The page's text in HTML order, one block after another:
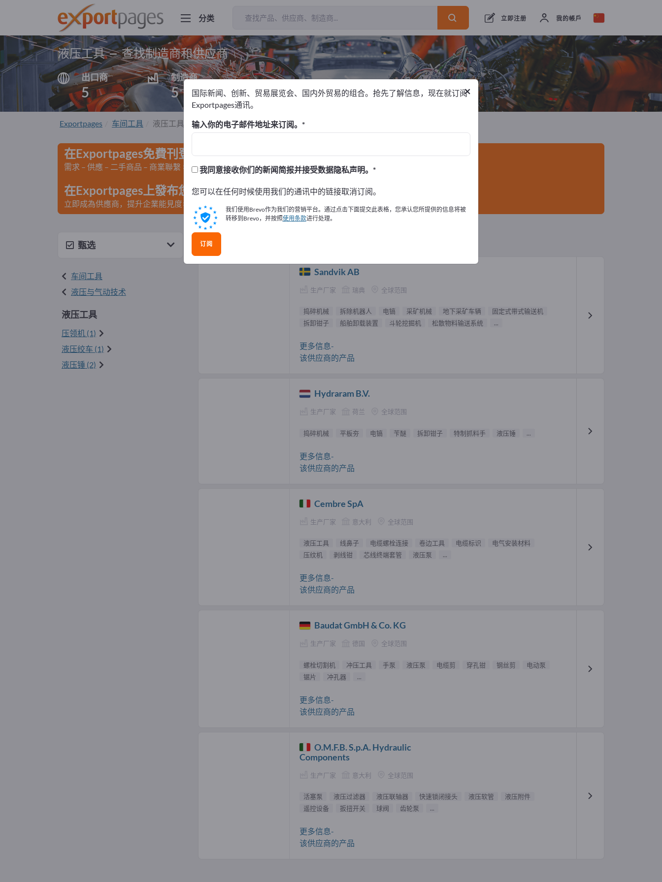
分类 立即注册 我的帳戶
液压工具 – 查找制造商和供应商
出口商
5
制造商
5
出口商5 制造商
Exportpages 车间工具 液压工具
在Exportpages免費刊登廣告！
需求 – 供應 – 二手商品 – 商業聯繫 >> 由此開始
在Exportpages上發布您的公司與產品資訊。
立即成為供應商，提升企業能見度>> 點此發布資訊
甄选
车间工具
液压与气动技术
液压工具
压领机 (1)
液压绞车 (1)
液压锤 (2)
液压工具 供應商 (5)
Sandvik AB
生产厂家 瑞典 全球范围
捣碎机械 拆除机器人 电镐 采矿机械 地下采矿车辆
固定式带式输送机
拆卸钳子
船舶卸载装置 斗轮挖掘机 松散物料输送系统 ...
更多信息-
该供应商的产品
Hydraram B.V.
生产厂家 荷兰 全球范围
捣碎机械 平板夯 电镐 苄醚 拆卸钳子 特制抓料手 液压锤 ...
更多信息-
该供应商的产品
Cembre SpA
生产厂家 意大利 全球范围
液压工具 线鼻子 电缆螺栓连接 卷边工具 电缆标识
电气安装材料
压纹机
剥线钳 芯线终端套管 液压泵 ...
更多信息-
该供应商的产品
Baudat GmbH & Co. KG
生产厂家 德国 全球范围
螺栓切割机 冲压工具 手泵 液压泵 电缆剪 穿孔钳 钢丝剪
电动泵
锯片
冲孔器 ...
更多信息-
该供应商的产品
O.M.F.B. S.p.A. Hydraulic
Components
生产厂家 意大利 全球范围
活塞泵 液压过滤器 液压联轴器 快速锁闭接头 液压软管
液压附件
遥控设备
扳扭开关 球阀 齿轮泵 ...
更多信息-
该供应商的产品
×
国际新闻、创新、贸易展览会、国内外贸易的组合。抢先了解信息，现在就订阅
Exportpages通讯。
输入你的电子邮件地址来订阅。
我同意接收你们的新闻简报并接受数据隐私声明。
您可以在任何时候使用我们的通讯中的链接取消订阅。
我们使用Brevo作为我们的营销平台。通过点击下面提交此表格，您承认您所提供的信息将被
转移到Brevo，并按照使用条款进行处理。
订阅